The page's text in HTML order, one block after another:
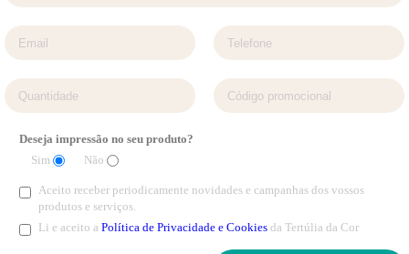
Deseja impressão no seu produto?
Sim
Não
Aceito receber periodicamente novidades e campanhas dos vossos
produtos e serviços.
Li e aceito a Política de Privacidade e Cookies da Tertúlia da Cor